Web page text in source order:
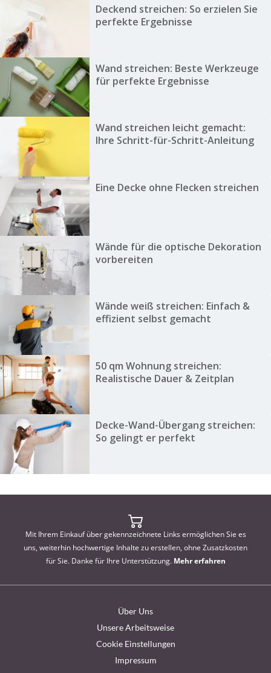
Deckend streichen: So erzielen Sie
perfekte Ergebnisse
Wand streichen: Beste Werkzeuge
für perfekte Ergebnisse
Wand streichen leicht gemacht:
Ihre Schritt-für-Schritt-Anleitung
Eine Decke ohne Flecken streichen
Wände für die optische Dekoration
vorbereiten
Wände weiß streichen: Einfach &
effizient selbst gemacht
50 qm Wohnung streichen:
Realistische Dauer & Zeitplan
Decke-Wand-Übergang streichen:
So gelingt er perfekt
Mit Ihrem Einkauf über gekennzeichnete Links ermöglichen Sie es
uns, weiterhin hochwertige Inhalte zu erstellen, ohne Zusatzkosten
für Sie. Danke für Ihre Unterstützung. Mehr erfahren
Über Uns
Unsere Arbeitsweise
Cookie Einstellungen
Impressum